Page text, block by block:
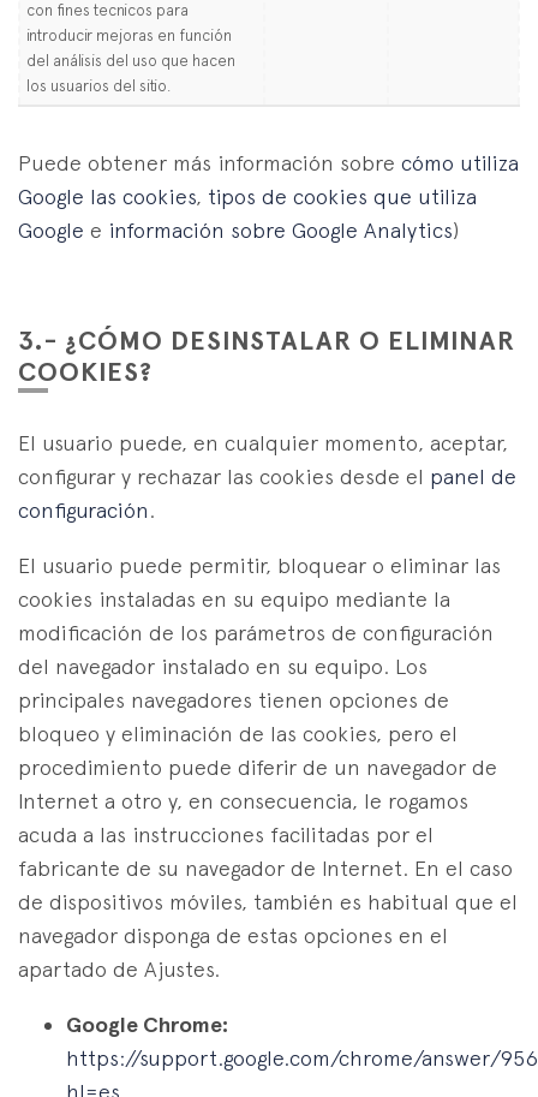
con fines tecnicos para
introducir mejoras en función
del análisis del uso que hacen
los usuarios del sitio.
Puede obtener más información sobre cómo utiliza
Google las cookies, tipos de cookies que utiliza
Google e información sobre Google Analytics)
3.- ¿CÓMO DESINSTALAR O ELIMINAR
COOKIES?
El usuario puede, en cualquier momento, aceptar,
configurar y rechazar las cookies desde el panel de
configuración.
El usuario puede permitir, bloquear o eliminar las
cookies instaladas en su equipo mediante la
modificación de los parámetros de configuración
del navegador instalado en su equipo. Los
principales navegadores tienen opciones de
bloqueo y eliminación de las cookies, pero el
procedimiento puede diferir de un navegador de
Internet a otro y, en consecuencia, le rogamos
acuda a las instrucciones facilitadas por el
fabricante de su navegador de Internet. En el caso
de dispositivos móviles, también es habitual que el
navegador disponga de estas opciones en el
apartado de Ajustes.
Google Chrome:
https://support.google.com/chrome/answer/
hl=es